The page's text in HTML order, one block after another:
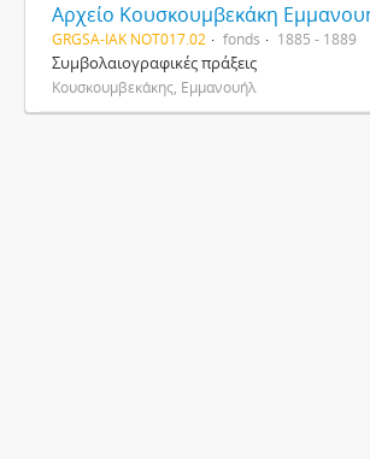
GRGSA-IAK NOT017.02 fonds 1885 - 1889
Συμβολαιογραφικές πράξεις
Κουσκουμβεκάκης, Εμμανουήλ